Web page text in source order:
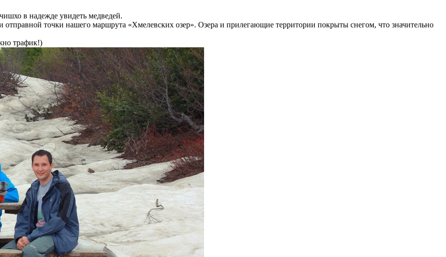
в надежде увидеть медведей.
точки нашего маршрута «Хмелевских озер». Озера и прилегающие территории покрыты снегом, что значительно
трафик!)